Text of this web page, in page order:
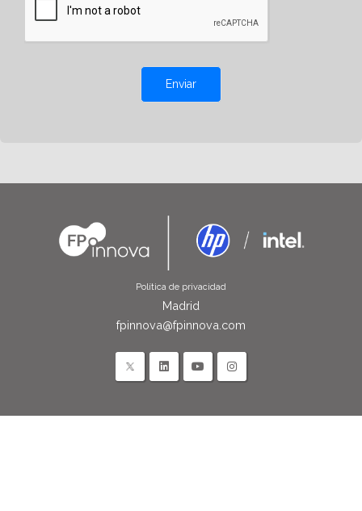
Enviar
Política de privacidad
Madrid
fpinnova@fpinnova.com